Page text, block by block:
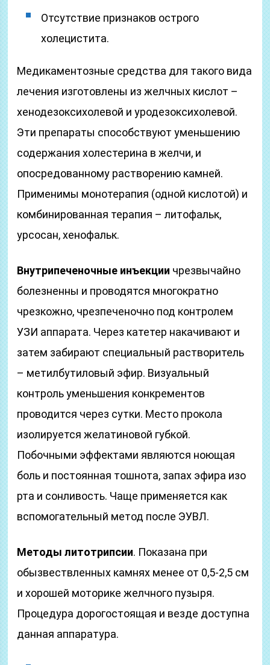
Отсутствие признаков острого
холецистита.
Медикаментозные средства для такого вида
лечения изготовлены из желчных кислот –
хенодезоксихолевой и уродезоксихолевой.
Эти препараты способствуют уменьшению
содержания холестерина в желчи, и
опосредованному растворению камней.
Применимы монотерапия (одной кислотой) и
комбинированная терапия – литофальк,
урсосан, хенофальк.
Внутрипеченочные инъекции чрезвычайно
болезненны и проводятся многократно
чрезкожно, чрезпеченочно под контролем
УЗИ аппарата. Через катетер накачивают и
затем забирают специальный растворитель
– метилбутиловый эфир. Визуальный
контроль уменьшения конкрементов
проводится через сутки. Место прокола
изолируется желатиновой губкой.
Побочными эффектами являются ноющая
боль и постоянная тошнота, запах эфира изо
рта и сонливость. Чаще применяется как
вспомогательный метод после ЭУВЛ.
Методы литотрипсии. Показана при
обызвествленных камнях менее от 0,5-2,5 см
и хорошей моторике желчного пузыря.
Процедура дорогостоящая и везде доступна
данная аппаратура.